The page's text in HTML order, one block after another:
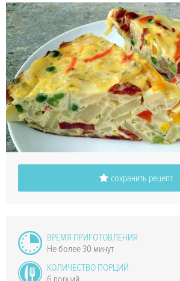
сохранить рецепт
ВРЕМЯ ПРИГОТОВЛЕНИЯ
Не более 30 минут
КОЛИЧЕСТВО ПОРЦИЙ